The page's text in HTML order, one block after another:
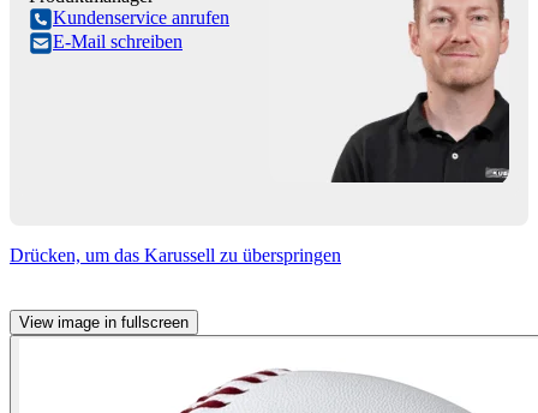
Kundenservice anrufen
E-Mail schreiben
Drücken, um das Karussell zu überspringen
View image in fullscreen